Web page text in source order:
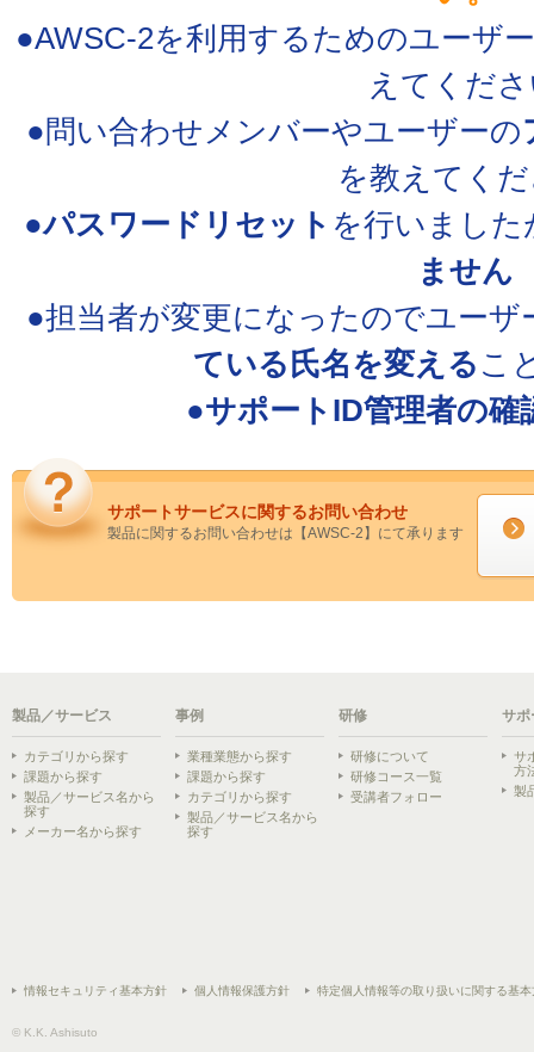
●AWSC-2を利用するためのユーザ
えてくだ
●問い合わせメンバーやユーザーの
を教えてく
●パスワードリセット を行いまし
ません
●担当者が変更になったのでユーザ
ている氏名を変える こ
●サポートID管理者の確
サポートサービスに関するお問い合わせ
製品に関するお問い合わせは【AWSC-2】にて承ります
製品／サービス
カテゴリから探す
課題から探す
製品／サービス名から
探す
メーカー名から探す
事例
業種業態から探す
課題から探す
カテゴリから探す
製品／サービス名から
探す
研修
研修について
研修コース一覧
受講者フォロー
サポ
サ
方
製
情報セキュリティ基本方針 個人情報保護方針 特定個人情報等の取り扱いに関する基本
© K.K. Ashisuto